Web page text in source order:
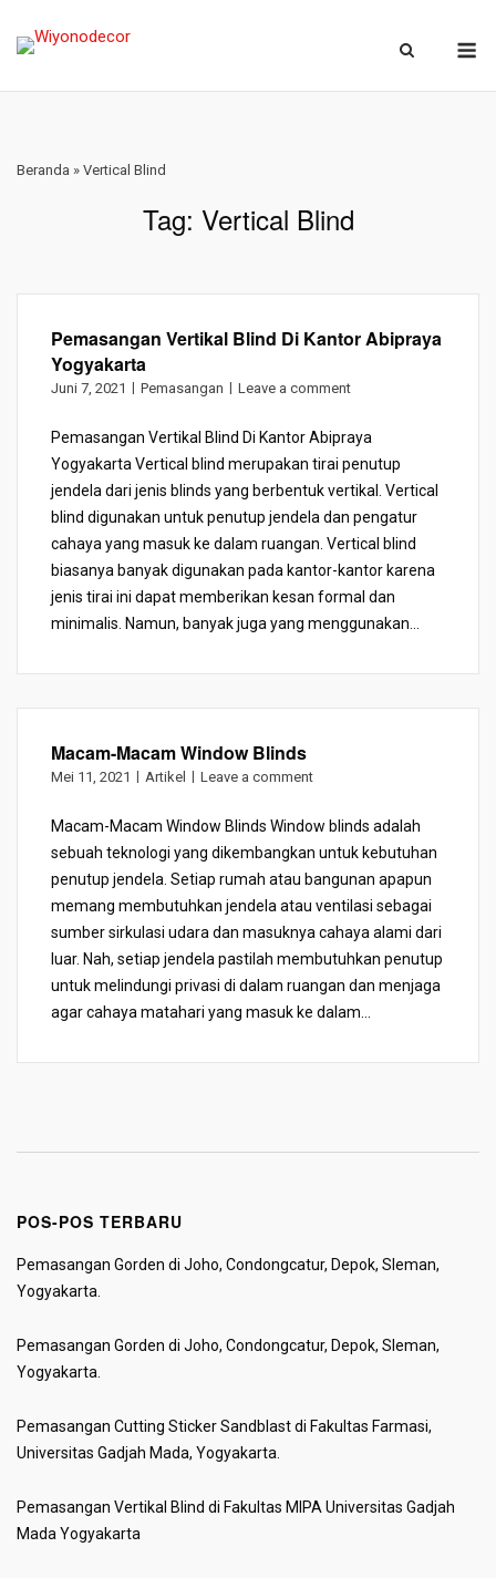
Beranda » Vertical Blind
Tag: Vertical Blind
Pemasangan Vertikal Blind Di Kantor Abipraya
Yogyakarta
Juni 7, 2021 Pemasangan Leave a comment
Pemasangan Vertikal Blind Di Kantor Abipraya
Yogyakarta Vertical blind merupakan tirai penutup
jendela dari jenis blinds yang berbentuk vertikal. Vertical
blind digunakan untuk penutup jendela dan pengatur
cahaya yang masuk ke dalam ruangan. Vertical blind
biasanya banyak digunakan pada kantor-kantor karena
jenis tirai ini dapat memberikan kesan formal dan
minimalis. Namun, banyak juga yang menggunakan...
Macam-Macam Window Blinds
Mei 11, 2021 Artikel Leave a comment
Macam-Macam Window Blinds Window blinds adalah
sebuah teknologi yang dikembangkan untuk kebutuhan
penutup jendela. Setiap rumah atau bangunan apapun
memang membutuhkan jendela atau ventilasi sebagai
sumber sirkulasi udara dan masuknya cahaya alami dari
luar. Nah, setiap jendela pastilah membutuhkan penutup
untuk melindungi privasi di dalam ruangan dan menjaga
agar cahaya matahari yang masuk ke dalam...
POS-POS TERBARU
Pemasangan Gorden di Joho, Condongcatur, Depok, Sleman,
Yogyakarta.
Pemasangan Gorden di Joho, Condongcatur, Depok, Sleman,
Yogyakarta.
Pemasangan Cutting Sticker Sandblast di Fakultas Farmasi,
Universitas Gadjah Mada, Yogyakarta.
Pemasangan Vertikal Blind di Fakultas MIPA Universitas Gadjah
Mada Yogyakarta